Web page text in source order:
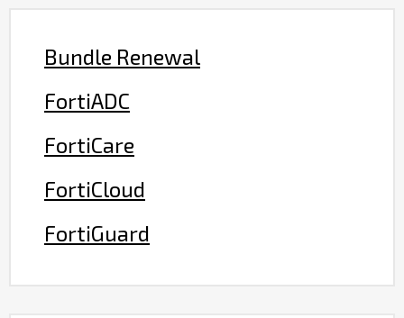
Bundle Renewal
FortiADC
FortiCare
FortiCloud
FortiGuard